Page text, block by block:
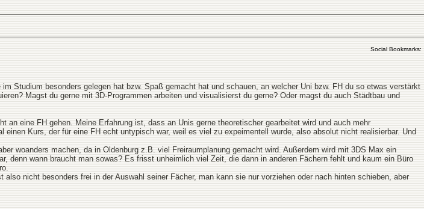
Social Bookmarks:
Studium besonders gelegen hat bzw. Spaß gemacht hat und schauen, an welcher Uni bzw. FH du so etwas verstärkt
Magst du gerne mit 3D-Programmen arbeiten und visualisierst du gerne? Oder magst du auch Städtbau und
an eine FH gehen. Meine Erfahrung ist, dass an Unis gerne theoretischer gearbeitet wird und auch mehr
Kurs, der für eine FH echt untypisch war, weil es viel zu expeimentell wurde, also absolut nicht realisierbar. Und
woanders machen, da in Oldenburg z.B. viel Freiraumplanung gemacht wird. Außerdem wird mit 3DS Max ein
denn wann braucht man sowas? Es frisst unheimlich viel Zeit, die dann in anderen Fächern fehlt und kaum ein Büro
nicht besonders frei in der Auswahl seiner Fächer, man kann sie nur vorziehen oder nach hinten schieben, aber